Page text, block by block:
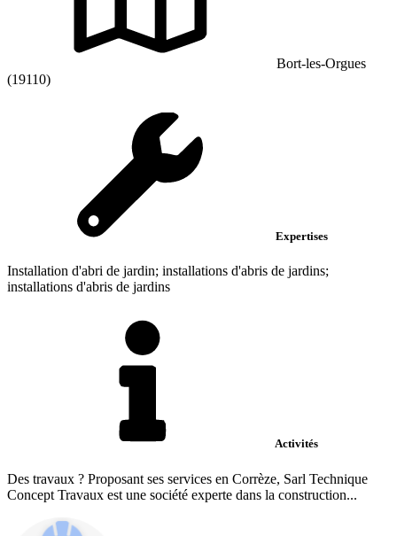
Bort-les-Orgues
(19110)
Expertises
Installation d'abri de jardin; installations d'abris de jardins;
installations d'abris de jardins
Activités
Des travaux ? Proposant ses services en Corrèze, Sarl Technique
Concept Travaux est une société experte dans la construction...